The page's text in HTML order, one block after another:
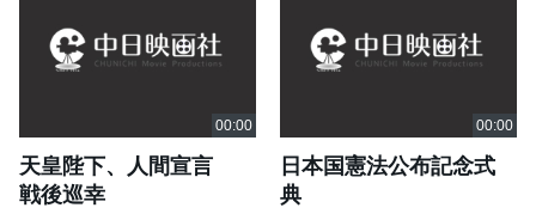
天皇陛下、人間宣言
戦後巡幸
日本国憲法公布記念式
典